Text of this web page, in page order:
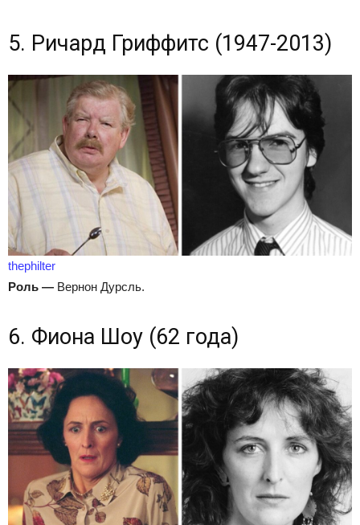
5. Ричард Гриффитс (1947-2013)
thephilter
Роль — Вернон Дурсль.
6. Фиона Шоу (62 года)